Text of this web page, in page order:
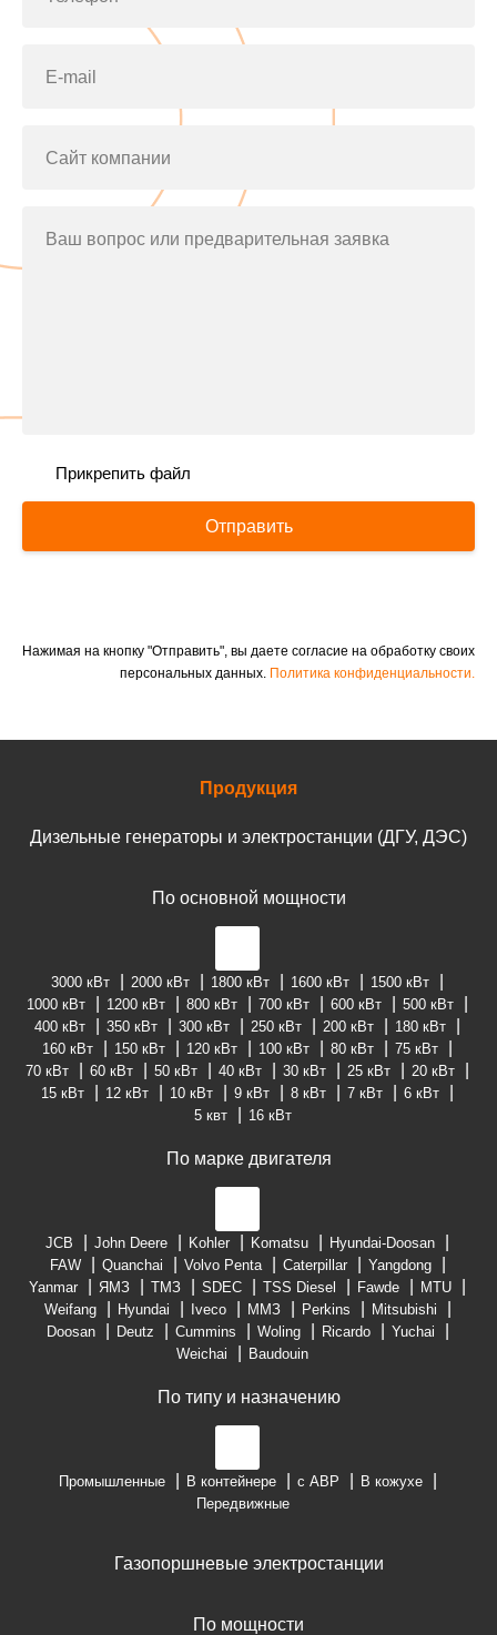
E-mail
Сайт компании
Ваш вопрос или предварительная заявка
Прикрепить файл
Отправить
Нажимая на кнопку "Отправить", вы даете согласие на обработку своих
персональных данных. Политика конфиденциальности.
Продукция
Дизельные генераторы и электростанции (ДГУ, ДЭС)
По основной мощности
3000 кВт 2000 кВт 1800 кВт 1600 кВт
1500 кВт
1000 кВт
1200 кВт 800 кВт 700 кВт 600 кВт
500 кВт
400 кВт
350 кВт 300 кВт 250 кВт 200 кВт
180 кВт
160 кВт
150 кВт 120 кВт 100 кВт 80 кВт
75 кВт
70 кВт
60 кВт 50 кВт 40 кВт 30 кВт 25 кВт
20 кВт
15 кВт
12 кВт 10 кВт 9 кВт 8 кВт 7 кВт
6 кВт
5 квт
16 кВт
По марке двигателя
JCB John Deere Kohler Komatsu
Hyundai-Doosan
FAW
Quanchai Volvo Penta Caterpillar
Yangdong
Yanmar
ЯМЗ ТМЗ SDEC TSS Diesel Fawde
MTU
Weifang
Hyundai Iveco ММЗ Perkins
Mitsubishi
Doosan
Deutz Cummins Woling Ricardo
Yuchai
Weichai
Baudouin
По типу и назначению
Промышленные В контейнере с АВР
В кожухе
Передвижные
Газопоршневые электростанции
По мощности